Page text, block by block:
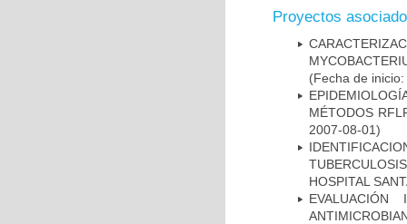
Proyectos
(Fecha de
MÉTODOS
2007-08-01)
HOSPITAL